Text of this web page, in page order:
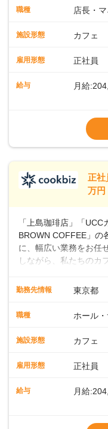
タートも安心 ◎サポー
から40代まで幅広い年
るので、スムーズに業
長として活躍を！接客
一切無用♪一つひとつ
ないペースで覚えてい
職種 店長・
施設形態 カフェ
雇用形態 正社員
給与 月給
ます・
※経験・
※別途、
※試用期
■店長職
万円＋
正社
万円
「上島珈琲店」「
BROWN COFFEE」の
に、幅広い業務をお任
しながら、私たちのカ
クの作成お客様のご案
ート体制充実コーヒー
年齢層が活躍しており
業務に馴染める環境で
ッフとして経験を積ん
よ♪あなたも、無理な
勤務先情報 東京都
職種 ホール
施設形態 カフェ
雇用形態 正社員
給与 月給